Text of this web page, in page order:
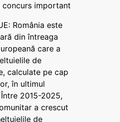
concurs important
România este
din întreaga
care a
de
calculate pe cap
în ultimul
2015-2025,
a crescut
de